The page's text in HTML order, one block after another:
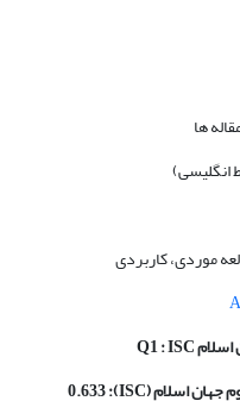
ها
موردی، کاربردی
اسلامQ1 : ISC
جهان اسلام(ISC): 0.633